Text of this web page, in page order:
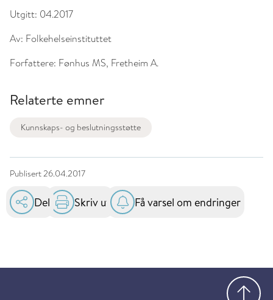
Utgitt: 04.2017
Av: Folkehelseinstituttet
Forfattere: Fønhus MS, Fretheim A.
Relaterte emner
Kunnskaps- og beslutningsstøtte
Publisert26.04.2017
Del Skriv ut Få varsel om endringer